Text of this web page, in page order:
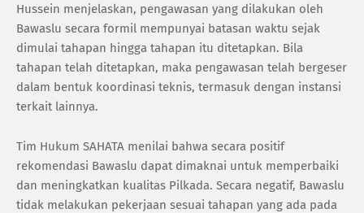
Hussein menjelaskan, pengawasan yang dilakukan oleh
Bawaslu secara formil mempunyai batasan waktu sejak
dimulai tahapan hingga tahapan itu ditetapkan. Bila
tahapan telah ditetapkan, maka pengawasan telah bergeser
dalam bentuk koordinasi teknis, termasuk dengan instansi
terkait lainnya.
Tim Hukum SAHATA menilai bahwa secara positif
rekomendasi Bawaslu dapat dimaknai untuk memperbaiki
dan meningkatkan kualitas Pilkada. Secara negatif, Bawaslu
tidak melakukan pekerjaan sesuai tahapan yang ada pada